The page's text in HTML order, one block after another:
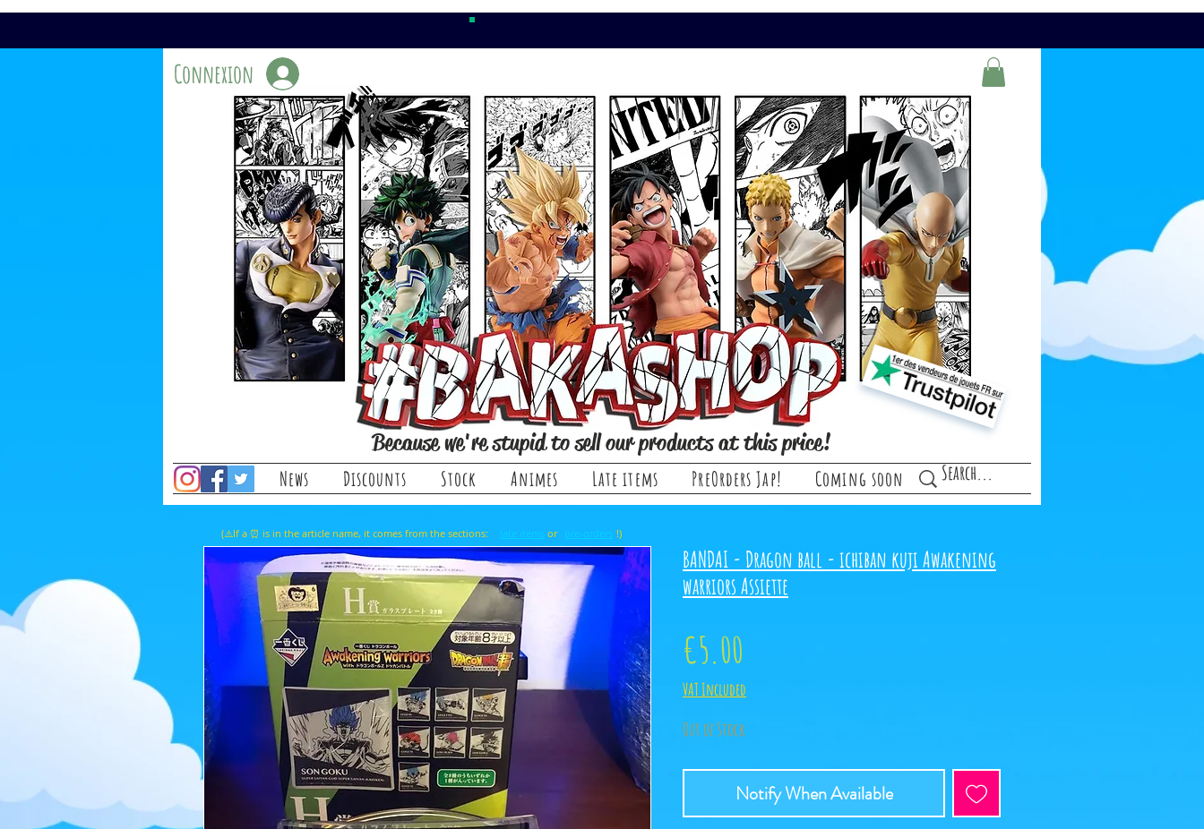
Connexion
Because we're stupid to sell our products at this price!
News Discounts Stock Animes Late items PreOrders Jap! Coming soon
BANDAI - Dragon ball - ichiban kuji Awakening
warriors Assiette
€5.00
VAT Included
Out of Stock
Notify When Available
(⚠️If a ⏰ is in the article name, it comes from the sections: or !)
late items pre-orders